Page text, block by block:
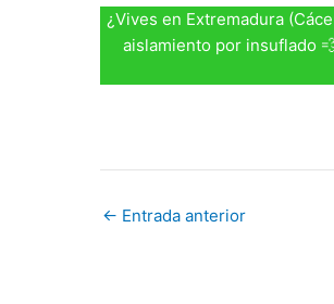
¿Vives en Extremadura
aislamiento por insuflado
← Entrada anterior